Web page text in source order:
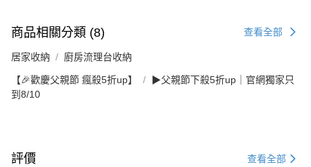
商品相關分類 (8) 查看全部
居家收納 廚房流理台收納
【🎉歡慶父親節 瘋殺5折up】
▶父親節下殺5折up｜官網獨家只
到8/10
評價 查看全部